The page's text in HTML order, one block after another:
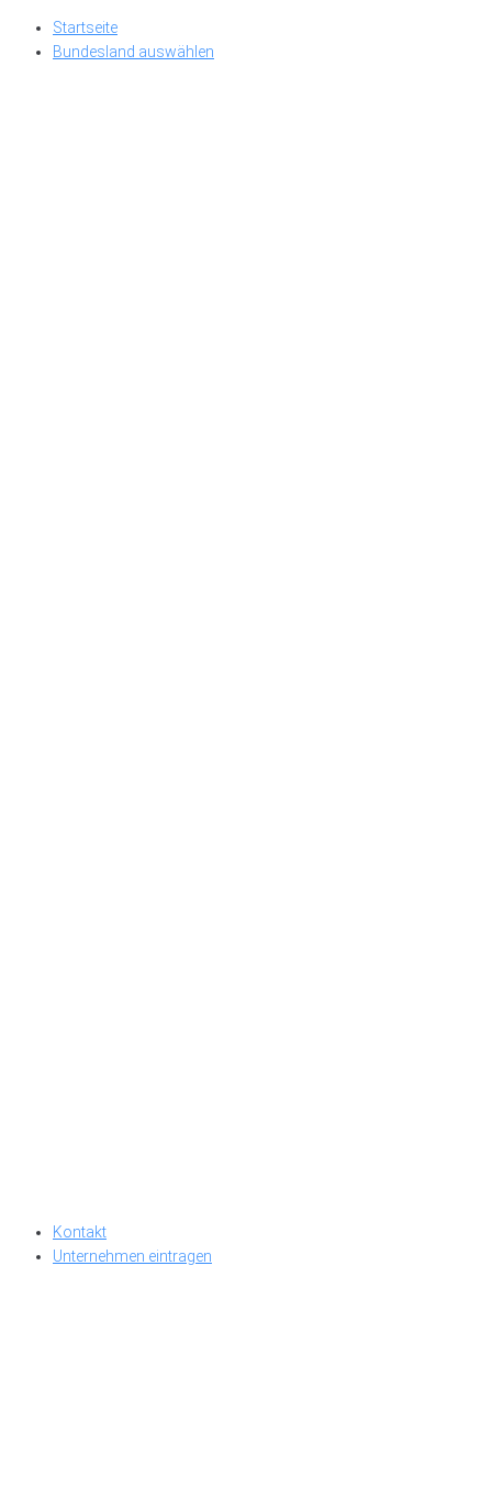
Skip
Startseite
Bundesland auswählen
Kontakt
Unternehmen eintragen